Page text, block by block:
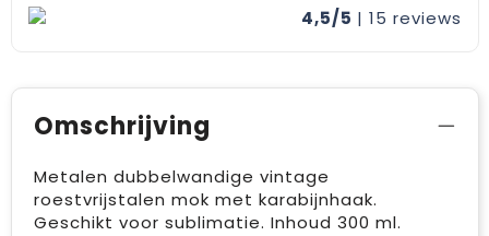
4,5/5 | 15 reviews
Omschrijving
Metalen dubbelwandige vintage
roestvrijstalen mok met karabijnhaak.
Geschikt voor sublimatie. Inhoud 300 ml.